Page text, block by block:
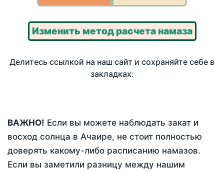
Изменить метод расчета намаза
Делитесь ссылкой на наш сайт и сохраняйте себе в
закладках:
ВАЖНО! Если вы можете наблюдать закат и
восход солнца в Ачаире, не стоит полностью
доверять какому-либо расписанию намазов.
Если вы заметили разницу между нашим